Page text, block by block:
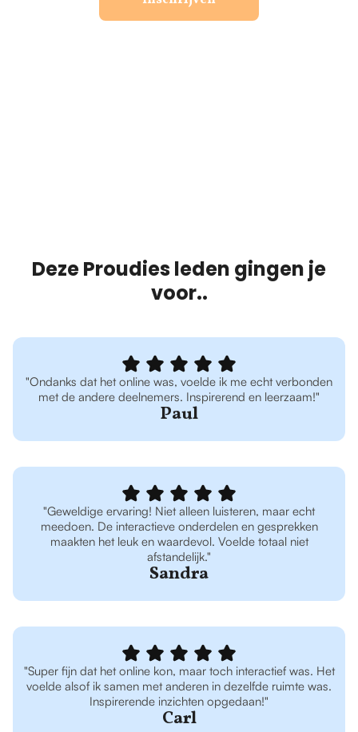
Deze Proudies leden gingen je
voor..
"Ondanks dat het online was, voelde ik me echt verbonden
met de andere deelnemers. Inspirerend en leerzaam!"
Paul
"Geweldige ervaring! Niet alleen luisteren, maar echt
meedoen. De interactieve onderdelen en gesprekken
maakten het leuk en waardevol. Voelde totaal niet
afstandelijk."
Sandra
"Super fijn dat het online kon, maar toch interactief was. Het
voelde alsof ik samen met anderen in dezelfde ruimte was.
Inspirerende inzichten opgedaan!"
Carl